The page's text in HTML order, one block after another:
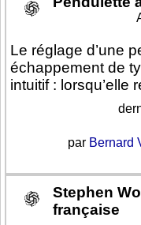
Le réglage d’une
échappement de
intuitif : lorsqu’elle
par Bernard
Stephen
française